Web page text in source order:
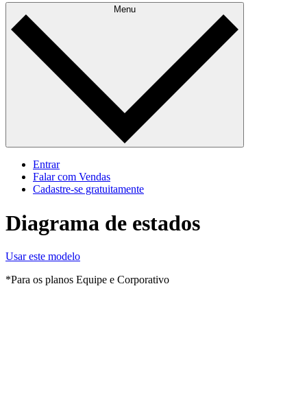
Menu
Entrar
Falar com Vendas
Cadastre‐se gratuitamente
Diagrama de estados
Usar este modelo
*Para os planos Equipe e Corporativo